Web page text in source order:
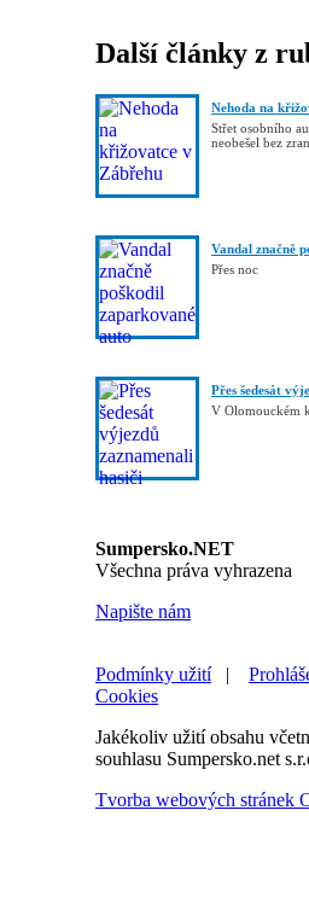
Další články z
Nehoda na
Střet osobního
neobešel bez
Vandal značně
Přes noc
Přes šedesát
V Olomouckém
Sumpersko.NET
Všechna práva vyhrazena
Napište nám
Podmínky užití
Cookies
Jakékoliv užití obsahu
souhlasu Sumpersko.net
Tvorba webových stránek